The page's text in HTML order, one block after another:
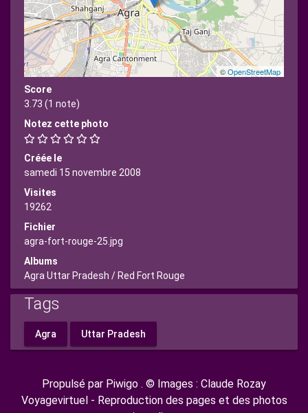
©OpenStreetMap
Score
3.73 (1 note)
Notez cette photo
Créée le
samedi 15 novembre 2008
Visites
19262
Fichier
agra-fort-rouge-25.jpg
Albums
Agra Uttar Pradesh / Red Fort Rouge
Tags
Agra Uttar Pradesh
Propulsé par Piwigo . © Images : Claude Rozay
Voyagevirtuel - Reproduction des pages et des photos